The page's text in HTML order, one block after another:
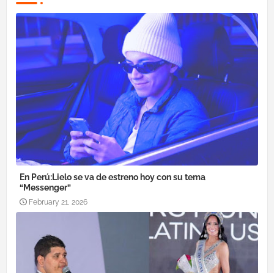
En Perú:Lielo se va de estreno hoy con su tema
“Messenger”
February 21, 2026